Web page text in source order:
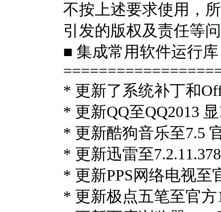
不按上述要求使用，所
引发的版权及责任等
■ 集成常用软件运行
* 更新了系统补丁和
* 更新QQ至QQ2013
* 更新酷狗音乐至7.5
* 更新迅雷至
* 更新PPS网络电视至
* 更新极点五笔至官